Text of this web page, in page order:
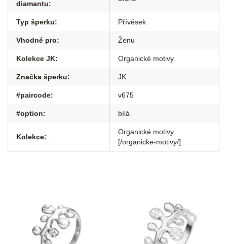
diamantu:
Typ šperku: Přívěsek
Vhodné pro: Ženu
Kolekce JK: Organické motivy
Značka šperku: JK
#paircode: v675
#option: bílá
Kolekce:
Organické motivy
[/organicke-motivy/]